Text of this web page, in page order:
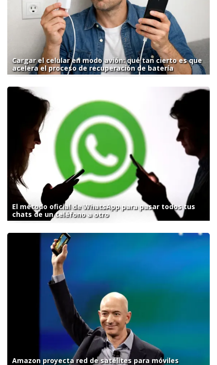
Cargar el celular en modo avión: qué tan cierto es que
acelera el proceso de recuperación de batería
El método oficial de WhatsApp para pasar todos tus
chats de un teléfono a otro
Amazon proyecta red de satélites para móviles